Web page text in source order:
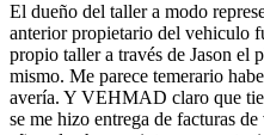
El dueño del taller a modo
anterior propietario del vehiculo
propio taller a través de Jason el
mismo. Me parece temerario
avería. Y VEHMAD claro que
se me hizo entrega de facturas